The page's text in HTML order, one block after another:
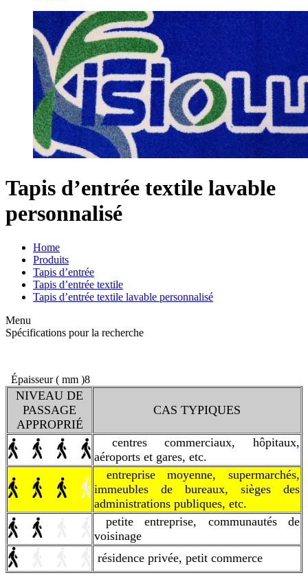
Tapis d’entrée textile lavable
personnalisé
Home
Produits
Tapis d’entrée
Tapis d’entrée textile
Tapis d’entrée textile lavable personnalisé
Menu
Spécifications pour la recherche
Épaisseur ( mm )8
NIVEAU DE
PASSAGE
APPROPRIÉ
CAS TYPIQUES
centres commerciaux, hôpitaux,
aéroports et gares, etc.
entreprise moyenne, supermarchés,
immeubles de bureaux, sièges des
administrations publiques, etc.
petite entreprise, communautés de
voisinage
résidence privée, petit commerce